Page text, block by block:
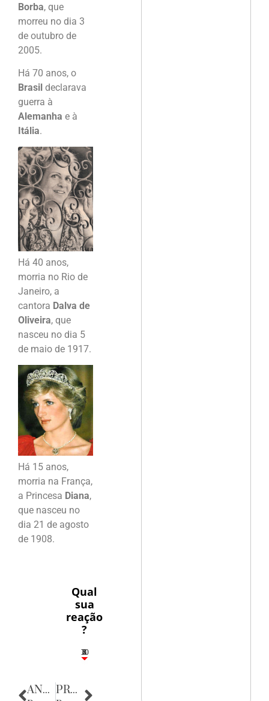
Borba, que
morreu no dia 3
de outubro de
2005.
Há 70 anos, o
Brasil declarava
guerra à
Alemanha e à
Itália.
Há 40 anos,
morria no Rio de
Janeiro, a
cantora Dalva de
Oliveira, que
nasceu no dia 5
de maio de 1917.
Há 15 anos,
morria na França,
a Princesa Diana,
que nasceu no
dia 21 de agosto
de 1908.
Qual
sua
reação
?
5
2
4
3
10
ANTERIOR PRÓXIMA